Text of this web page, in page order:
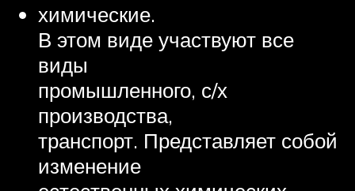
химические.
В этом виде участвуют все
виды
промышленного, с/х
производства,
транспорт. Представляет собой
изменение